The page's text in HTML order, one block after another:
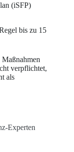
(iSFP)
bis zu 15
verpflichtet,
als
Experten